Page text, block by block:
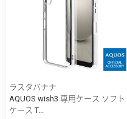
ラスタバナナ
AQUOS wish3 専用ケース ソフト
ケース T...